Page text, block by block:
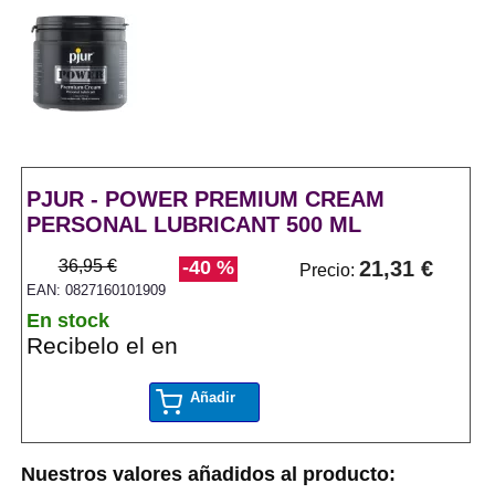
PJUR - POWER PREMIUM CREAM
PERSONAL LUBRICANT 500 ML
Precio:21,31 €
-40 %
36,95 €
EAN: 0827160101909
En stock
Recibelo el en
Añadir
Nuestros valores añadidos al producto: